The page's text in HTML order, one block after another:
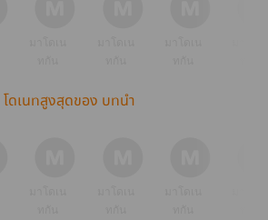
โดเนทสูงสุดของ บทนำ